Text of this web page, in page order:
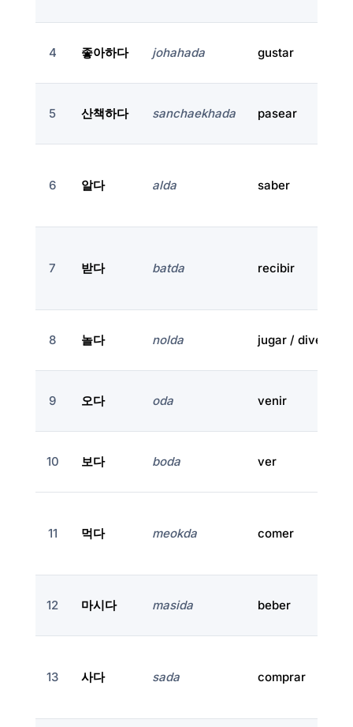
4 좋아하다 johahada gustar
5 산책하다 sanchaekhada pasear
6 알다 alda saber
7 받다 batda recibir
8 놀다 nolda jugar / divertirse
9 오다 oda venir
10 보다 boda ver
11 먹다 meokda comer
12 마시다 masida beber
13 사다 sada comprar